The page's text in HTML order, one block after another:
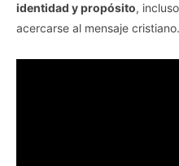
identidad y propósito,
acercarse al mensaje cristiano.